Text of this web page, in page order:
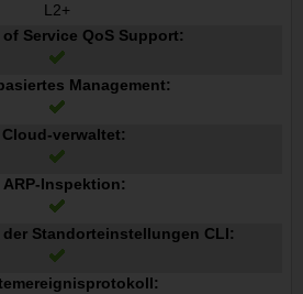
L2+
Service QoS Support:
Management:
Cloud-verwaltet:
ARP-Inspektion:
Standorteinstellungen CLI: